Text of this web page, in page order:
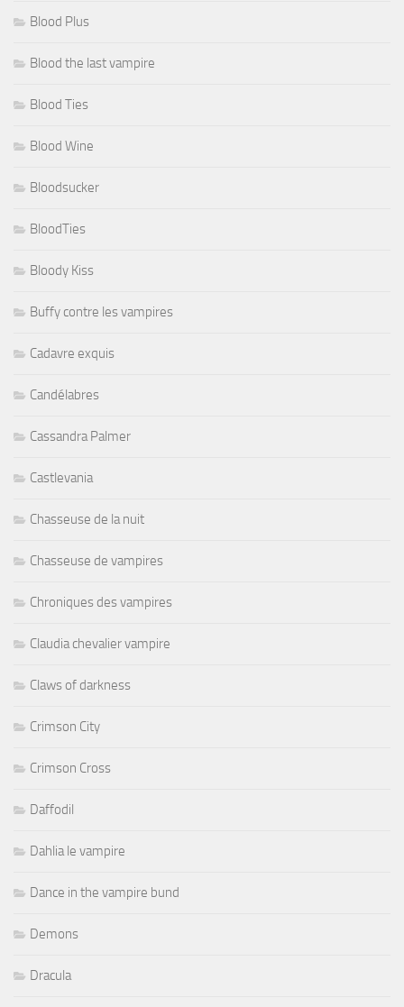
Blood Plus
Blood the last vampire
Blood Ties
Blood Wine
Bloodsucker
BloodTies
Bloody Kiss
Buffy contre les vampires
Cadavre exquis
Candélabres
Cassandra Palmer
Castlevania
Chasseuse de la nuit
Chasseuse de vampires
Chroniques des vampires
Claudia chevalier vampire
Claws of darkness
Crimson City
Crimson Cross
Daffodil
Dahlia le vampire
Dance in the vampire bund
Demons
Dracula